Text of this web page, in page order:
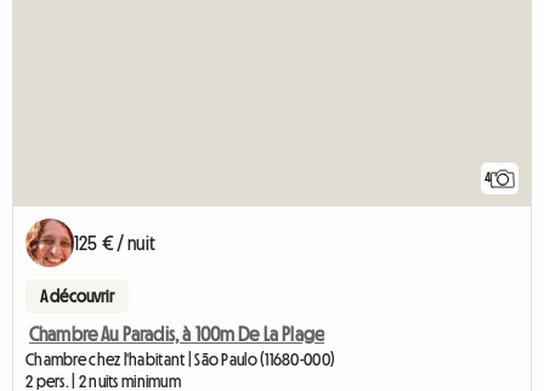
4
125 € / nuit
A découvrir
Chambre Au Paradis, à 100m De La Plage
Chambre chez l'habitant | São Paulo (11680-000)
2 pers. | 2 nuits minimum